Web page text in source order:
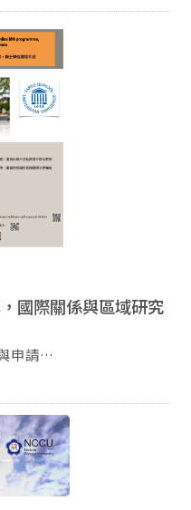
5lsfdl - 詳細資
joinus >「在學
申請資格：
屆畢業生，不限科系。具
Office系統。充滿好奇
習時間：
填寫
），並依指示附
China Success, and
。本次演講假政大公
、淡江大學國際事務與戰
先由國關學會理事、本
致詞開場。黃亞生教授的
，其有關於中、印的經濟
所稱道。 當前國內外學
念之際，黃教授本次以科
教授認為，中國的科技發
透過歷史資料庫來分析中
這兩個朝代由於不存在
他朝代自由。此外，黃亞
發展自從隋朝開始逐漸
原因正是科舉制度的實
一步打壓創意與思想自
視當今中國的治理之
濟發展的目標，與學術自
使吾人可以預見中國的科
交流熱烈，並有多位重要
崇涵教授，國關學會理事
所所長李大中教授，台灣
講座、同時也是中國政治
國際關係與區域研究
relations-
教學課程